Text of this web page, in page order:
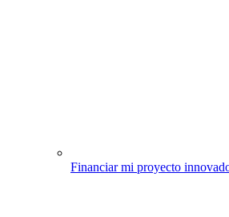
Financiar mi proyecto